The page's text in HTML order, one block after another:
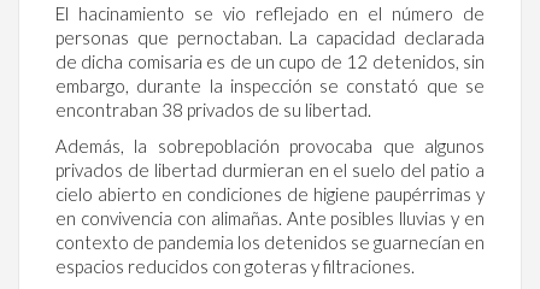
El hacinamiento se vio reflejado en el número de
personas que pernoctaban. La capacidad declarada
de dicha comisaria es de un cupo de 12 detenidos, sin
embargo, durante la inspección se constató que se
encontraban 38 privados de su libertad.
Además, la sobrepoblación provocaba que algunos
privados de libertad durmieran en el suelo del patio a
cielo abierto en condiciones de higiene paupérrimas y
en convivencia con alimañas. Ante posibles lluvias y en
contexto de pandemia los detenidos se guarnecían en
espacios reducidos con goteras y filtraciones.